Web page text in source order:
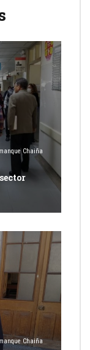
Chaiña
IPE
Chaiña